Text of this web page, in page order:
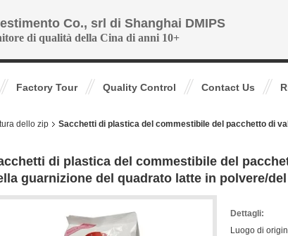
Co., srl di Shanghai DMIPS
di qualità della Cina di anni 10+
Factory Tour Quality Control Contact Us
dello zip
Sacchetti di plastica del commestibile del pacchetto di
di plastica del commestibile del
guarnizione del quadrato latte in polvere/
Dettagli:
Luogo di